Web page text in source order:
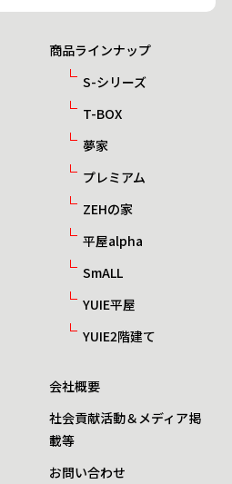
商品ラインナップ
S-シリーズ
T-BOX
夢家
プレミアム
ZEHの家
平屋alpha
SmALL
YUIE平屋
YUIE2階建て
会社概要
社会貢献活動＆メディア掲
載等
お問い合わせ